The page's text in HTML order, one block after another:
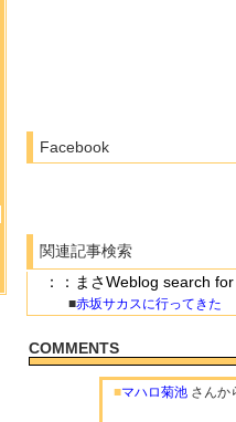
Facebook
関連記事検索
：：まさWeblog search
■赤坂サカスに行ってきた
COMMENTS
■マハロ菊池 さんか